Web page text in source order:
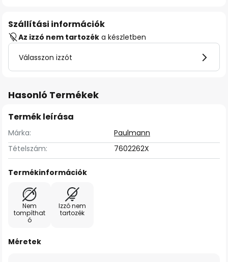
Szállítási információk
Az izzó nem tartozék a készletben
Válasszon izzót
Hasonló Termékek
Termék leírása
Márka:
Paulmann
Tételszám:
7602262X
Termékinformációk
Nem
tompíthat
ó
Izzó nem
tartozék
Méretek